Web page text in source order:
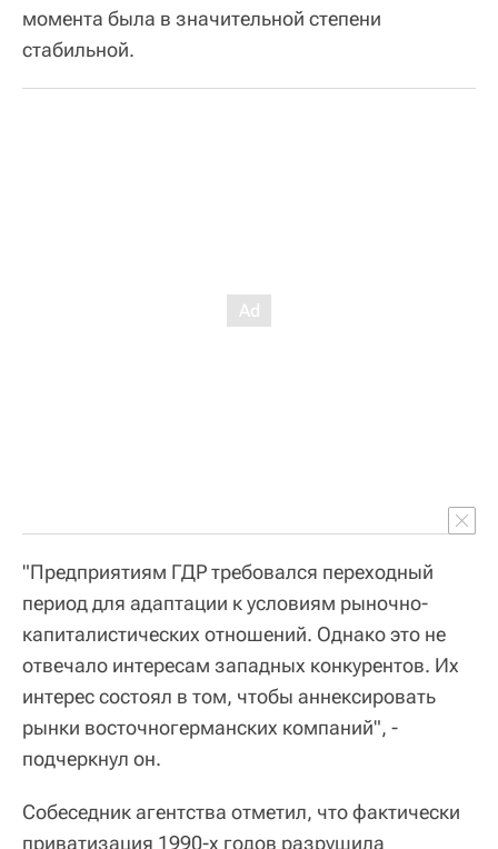
момента была в значительной степени
стабильной.
"Предприятиям ГДР требовался переходный
период для адаптации к условиям рыночно-
капиталистических отношений. Однако это не
отвечало интересам западных конкурентов. Их
интерес состоял в том, чтобы аннексировать
рынки восточногерманских компаний", -
подчеркнул он.
Собеседник агентства отметил, что фактически
приватизация 1990-х годов разрушила